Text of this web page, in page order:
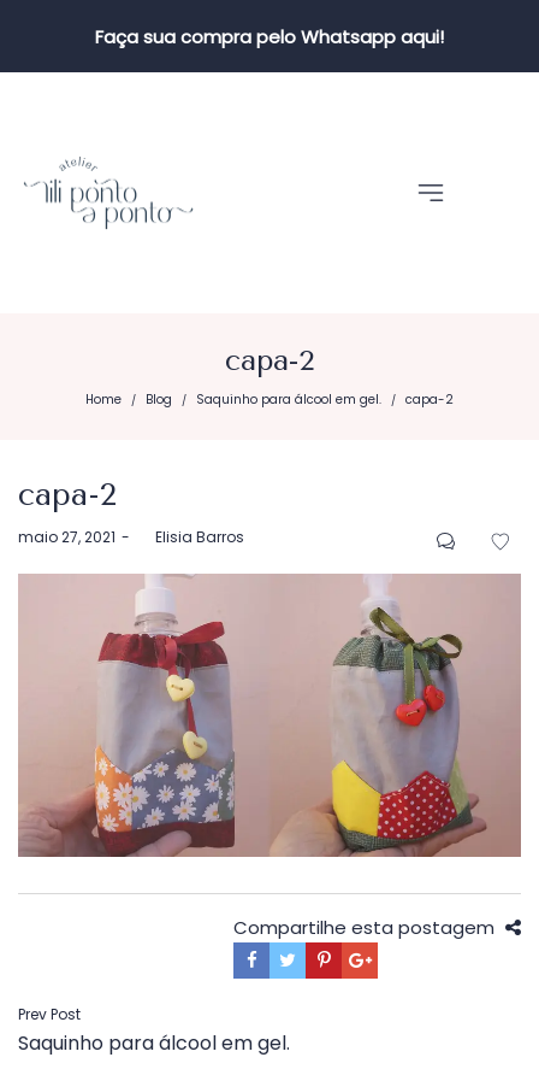
Faça sua compra pelo Whatsapp aqui!
capa-2
Home / Blog / Saquinho para álcool em gel. / capa-2
capa-2
Postado
maio 27, 2021 byElisia Barros
Compartilhe esta postagem
Navegação
de
Prev Post
Saquinho para álcool em gel.